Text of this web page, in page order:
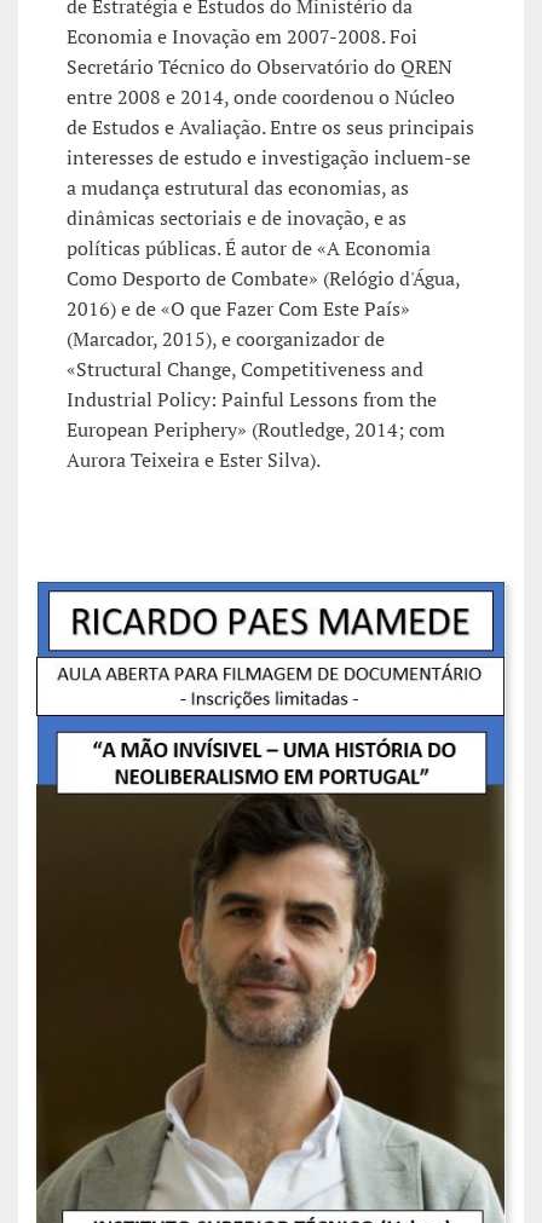
de Estratégia e Estudos do Ministério da
Economia e Inovação em 2007-2008. Foi
Secretário Técnico do Observatório do QREN
entre 2008 e 2014, onde coordenou o Núcleo
de Estudos e Avaliação. Entre os seus principais
interesses de estudo e investigação incluem-se
a mudança estrutural das economias, as
dinâmicas sectoriais e de inovação, e as
políticas públicas. É autor de «A Economia
Como Desporto de Combate» (Relógio d'Água,
2016) e de «O que Fazer Com Este País»
(Marcador, 2015), e coorganizador de
«Structural Change, Competitiveness and
Industrial Policy: Painful Lessons from the
European Periphery» (Routledge, 2014; com
Aurora Teixeira e Ester Silva).